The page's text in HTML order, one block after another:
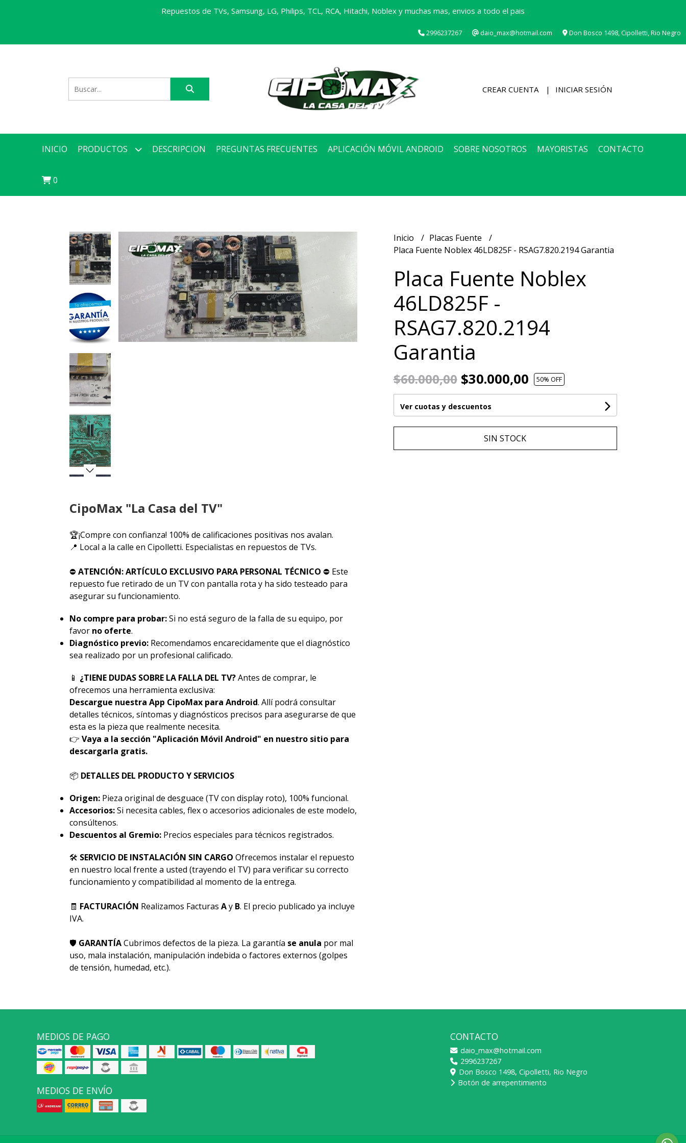
Repuestos de TVs, Samsung, LG, Philips, TCL, RCA, Hitachi, Noblex y muchas mas, envios a todo el pais
2996237267 daio_max@hotmail.com Don Bosco 1498, Cipolletti, Rio Negro
CREAR CUENTA INICIAR SESIÓN
INICIO PRODUCTOS DESCRIPCION PREGUNTAS FRECUENTES APLICACIÓN MÓVIL ANDROID SOBRE NOSOTROS MAYORISTAS CONTACTO
0
CipoMax "La Casa del TV"
🏆¡Compre con confianza! 100% de calificaciones positivas nos avalan.
📍 Local a la calle en Cipolletti. Especialistas en repuestos de TVs.
⛔ ATENCIÓN: ARTÍCULO EXCLUSIVO PARA PERSONAL TÉCNICO ⛔ Este
repuesto fue retirado de un TV con pantalla rota y ha sido testeado para
asegurar su funcionamiento.
No compre para probar:Si no está seguro de la falla de su equipo, por
favor no oferte.
Diagnóstico previo:Recomendamos encarecidamente que el diagnóstico
sea realizado por un profesional calificado.
📱 ¿TIENE DUDAS SOBRE LA FALLA DEL TV?Antes de comprar, le
ofrecemos una herramienta exclusiva:
Descargue nuestra App CipoMax para Android. Allí podrá consultar
detalles técnicos, síntomas y diagnósticos precisos para asegurarse de que
esta es la pieza que realmente necesita.
👉 Vaya a la sección "Aplicación Móvil Android" en nuestro sitio para
descargarla gratis.
📦 DETALLES DEL PRODUCTO Y SERVICIOS
Origen:Pieza original de desguace (TV con display roto), 100% funcional.
Accesorios:Si necesita cables, flex o accesorios adicionales de este modelo,
consúltenos.
Descuentos al Gremio:Precios especiales para técnicos registrados.
🛠 SERVICIO DE INSTALACIÓN SIN CARGO Ofrecemos instalar el repuesto
en nuestro local frente a usted (trayendo el TV) para verificar su correcto
funcionamiento y compatibilidad al momento de la entrega.
🧾 FACTURACIÓN Realizamos Facturas Ay B. El precio publicado ya incluye
IVA.
🛡 GARANTÍACubrimos defectos de la pieza. La garantía se anula por mal
uso, mala instalación, manipulación indebida o factores externos (golpes
de tensión, humedad, etc.).
Inicio
Placas Fuente
Placa Fuente Noblex 46LD825F - RSAG7.820.2194 Garantia
Placa Fuente Noblex
46LD825F -
RSAG7.820.2194
Garantia
$60.000,00$30.000,00 50% OFF
Ver cuotas y descuentos
SIN STOCK
MEDIOS DE PAGO
MEDIOS DE ENVÍO
CONTACTO
daio_max@hotmail.com
2996237267
Don Bosco 1498, Cipolletti, Rio Negro
Botón de arrepentimiento